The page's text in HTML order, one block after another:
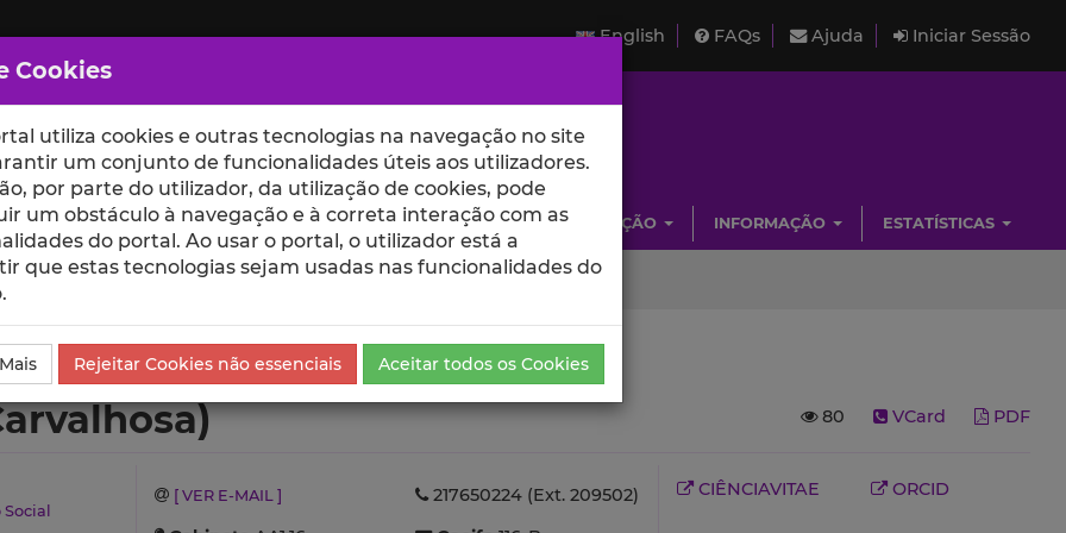
English FAQs Ajuda Iniciar Sessão
ESCOLAS UNIDADES INVESTIGAÇÃO INFORMAÇÃO ESTATÍSTICAS
Ensino e Orientações
80 VCard PDF
[ VER E-MAIL ]
217650224 (Ext. 209502)
CIÊNCIAVITAE ORCID
Cookies
utiliza cookies e outras tecnologias na navegação no site
um conjunto de funcionalidades úteis aos utilizadores.
por parte do utilizador, da utilização de cookies, pode
um obstáculo à navegação e à correta interação com as
do portal. Ao usar o portal, o utilizador está a
que estas tecnologias sejam usadas nas funcionalidades do
Rejeitar Cookies não essenciais Aceitar todos os Cookies